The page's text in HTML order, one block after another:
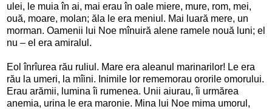
ulei, le muia în ai, mai erau în oale miere, mure, rom, mei,
ouă, moare, molan; ăla le era meniul. Mai luară mere, un
morman. Oamenii lui Noe mînuiră alene ramele nouă luni; el
nu – el era amiralul.
Eol înrîurea rău ruliul. Mare era aleanul marinarilor! Le era
rău la umeri, la mîini. Inimile lor rememorau ororile omorului.
Erau arămii, lumina îi rumenea. Unii aiurau, îi urmărea
anemia, urina le era maronie. Mina lui Noe mima umorul,